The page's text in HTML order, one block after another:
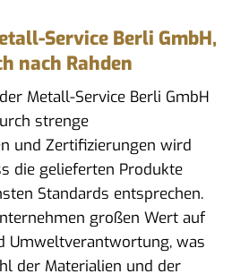
Service Berli GmbH,
nach Rahden
Metall-Service Berli GmbH
strenge
und Zertifizierungen wird
die gelieferten Produkte
Standards entsprechen.
großen Wert auf
Umweltverantwortung, was
der Materialien und der